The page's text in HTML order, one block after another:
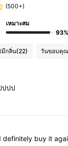
(500+)
เหมาะสม
93%
มีกลิ่น(22) วันขอบคุณ
ปปป
definitely buy it